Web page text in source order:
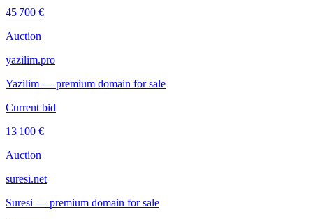
45 700 €
Auction
yazilim.pro
Yazilim — premium domain for sale
Current bid
13 100 €
Auction
suresi.net
Suresi — premium domain for sale